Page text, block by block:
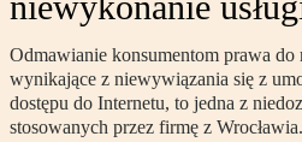
Odmawianie konsumentom prawa do
wynikające z niewywiązania się z
dostępu do Internetu, to jedna z
stosowanych przez firmę z Wrocławia.